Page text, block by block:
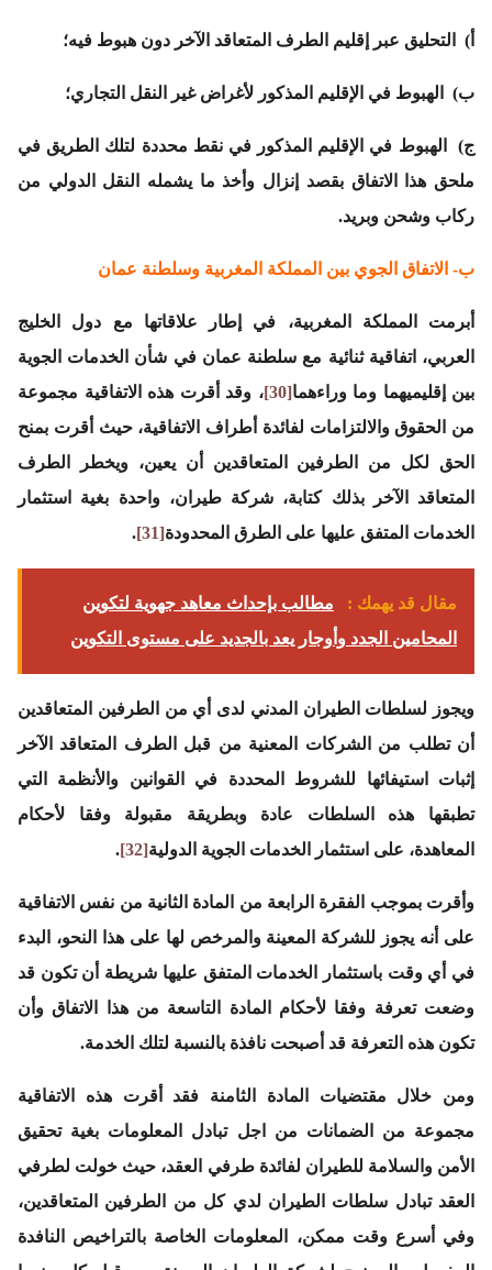
أ‌) التحليق عبر إقليم الطرف المتعاقد الآخر دون هبوط فيه؛
ب‌) الهبوط في الإقليم المذكور لأغراض غير النقل التجاري؛
ج‌) الهبوط في الإقليم المذكور في نقط محددة لتلك الطريق في
ملحق هذا الاتفاق بقصد إنزال وأخذ ما يشمله النقل الدولي من
ركاب وشحن وبريد.
ب- الاتفاق الجوي بين المملكة المغربية وسلطنة عمان
أبرمت المملكة المغربية، في إطار علاقاتها مع دول الخليج
العربي، اتفاقية ثنائية مع سلطنة عمان في شأن الخدمات الجوية
بين إقليميهما وما وراءهما[30]
، وقد أقرت هذه الاتفاقية مجموعة
من الحقوق والالتزامات لفائدة أطراف الاتفاقية، حيث أقرت بمنح
الحق لكل من الطرفين المتعاقدين أن يعين، ويخطر الطرف
المتعاقد الآخر بذلك كتابة، شركة طيران، واحدة بغية استثمار
الخدمات المتفق عليها على الطرق المحدودة[31]
.
مقال قد يهمك :
مطالب بإحداث معاهد جهوية لتكوين
المحامين الجدد وأوجار يعد بالجديد على مستوى التكوين
ويجوز لسلطات الطيران المدني لدى أي من الطرفين المتعاقدين
أن تطلب من الشركات المعنية من قبل الطرف المتعاقد الآخر
إثبات استيفائها للشروط المحددة في القوانين والأنظمة التي
تطبقها هذه السلطات عادة وبطريقة مقبولة وفقا لأحكام
المعاهدة، على استثمار الخدمات الجوية الدولية[32]
.
وأقرت بموجب الفقرة الرابعة من المادة الثانية من نفس الاتفاقية
على أنه يجوز للشركة المعينة والمرخص لها على هذا النحو، البدء
في أي وقت باستثمار الخدمات المتفق عليها شريطة أن تكون قد
وضعت تعرفة وفقا لأحكام المادة التاسعة من هذا الاتفاق وأن
تكون هذه التعرفة قد أصبحت نافذة بالنسبة لتلك الخدمة.
ومن خلال مقتضيات المادة الثامنة فقد أقرت هذه الاتفاقية
مجموعة من الضمانات من اجل تبادل المعلومات بغية تحقيق
الأمن والسلامة للطيران لفائدة طرفي العقد، حيث خولت لطرفي
العقد تبادل سلطات الطيران لدي كل من الطرفين المتعاقدين،
وفي أسرع وقت ممكن، المعلومات الخاصة بالتراخيص النافدة